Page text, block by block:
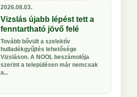
2026.08.03.
Vizslás újabb lépést tett a
fenntartható jövő felé
Tovább bővült a szelektív
hulladékgyűjtés lehetősége
Vizsláson. A NOOL beszámolója
szerint a településen már nemcsak
a...